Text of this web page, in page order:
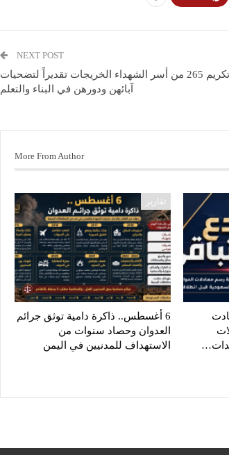
NEXT POST
تكريم 265 من أسر الشهداء الخريجات تقديراً لتضحيات
آبائهن ودورهن في البناء والتعلم
More From Author
تقارير
6 أغسطس.. ذاكرة دامية توثق جرائم
العدوان وحصاد سنوات من
الاستهداف للمدنيين في اليمن